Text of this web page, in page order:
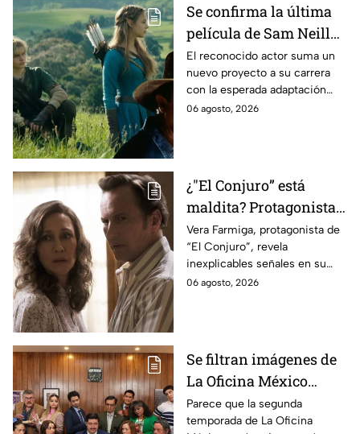
Se confirma la última
película de Sam Neill
antes de morir: esto es
lo que se sabe hasta
ahora
El reconocido actor suma un
nuevo proyecto a su carrera
con la esperada adaptación
cinematográfica del popular
06 agosto, 2026
¿"El Conjuro” está
maldita? Protagonista
revela INQUIETANTES
señales en su cuerpo
durante la grabación de
la película
Vera Farmiga, protagonista de
“El Conjuro”, revela
inexplicables señales en su
cuerpo durante el rodaje de la
06 agosto, 2026
Se filtran imágenes de
La Oficina México
temporada 2 y un
detalle desata teorías
Parece que la segunda
temporada de La Oficina